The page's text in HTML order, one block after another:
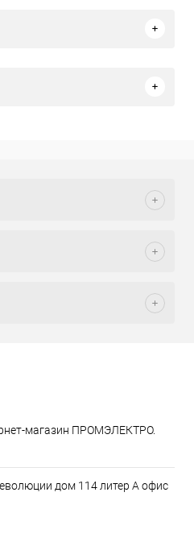
магазин ПРОМЭЛЕКТРО.
дом 114 литер А офис